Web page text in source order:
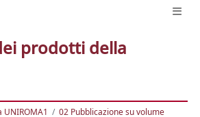
prodotti della
UNIROMA1
02 Pubblicazione su volume